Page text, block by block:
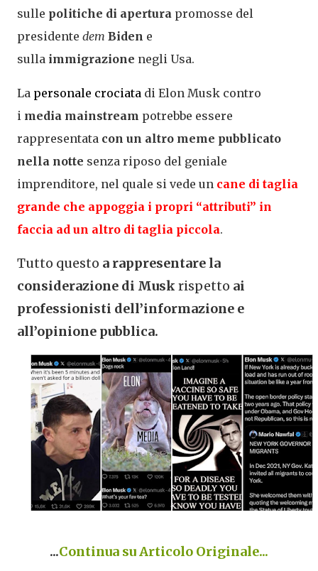
sulle politiche di apertura promosse del
presidente dem Biden e
sulla immigrazione negli Usa.
La personale crociata di Elon Musk contro
i media mainstream potrebbe essere
rappresentata con un altro meme pubblicato
nella notte senza riposo del geniale
imprenditore, nel quale si vede un cane di taglia
grande che appoggia i propri “attributi” in
faccia ad un altro di taglia piccola.
Tutto questo a rappresentare la
considerazione di Musk rispetto ai
professionisti dell’informazione e
all’opinione pubblica.
...Continua su Articolo Originale...